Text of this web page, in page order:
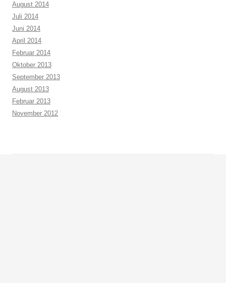
August 2014
Juli 2014
Juni 2014
April 2014
Februar 2014
Oktober 2013
September 2013
August 2013
Februar 2013
November 2012